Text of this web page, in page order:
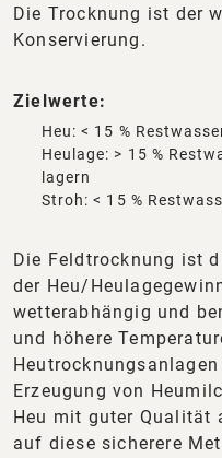
Die Trocknung ist der
Konservierung.
Zielwerte:
Heu: < 15 %
Heulage: > 15 %
lagern
Stroh: < 15 %
Die Feldtrocknung ist
der Heu/
wetterabhängig und
und höhere
Erzeugung von
Heu mit guter Qualität
auf diese sicherere